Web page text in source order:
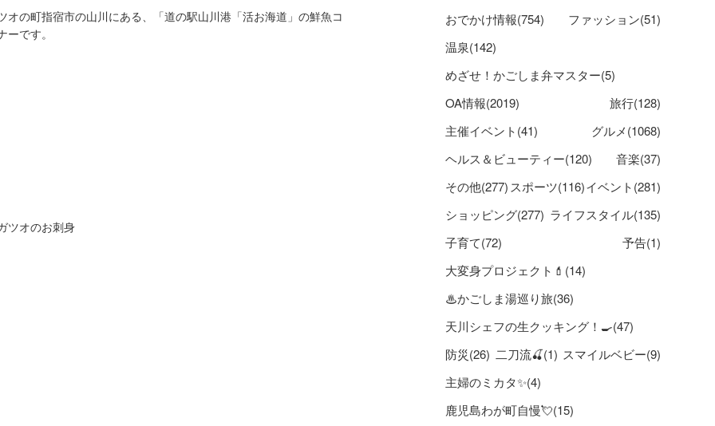
オの町指宿市の山川にある、「道の駅山川港「活お海道 」の鮮魚コ
ーです。
ツオのお刺身
おでかけ情報(754)
ファッション(51)
温泉(142)
めざせ！かごしま弁マスター(5)
OA情報(2019)
旅行(128)
主催イベント(41)
グルメ(1068)
ヘルス＆ビューティー(120)
音楽(37)
その他(277) スポーツ(116)イベント(281)
ショッピング(277) ライフスタイル(135)
子育て(72)
予告(1)
大変身プロジェクト💄(14)
♨かごしま湯巡り旅(36)
天川シェフの生クッキング！🍳(47)
防災(26) 二刀流🍒(1) スマイルベビー(9)
主婦のミカタ✨(4)
鹿児島わが町自慢💘(15)